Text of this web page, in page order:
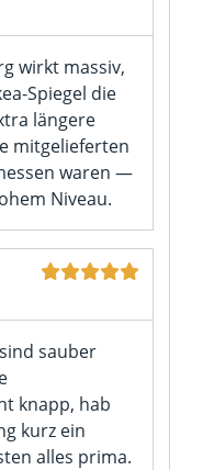
wirkt massiv,
Spiegel die
längere
mitgelieferten
waren —
Niveau.
sauber
knapp, hab
kurz ein
alles prima.